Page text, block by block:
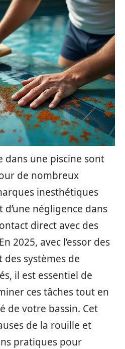
dans une piscine sont
de nombreux
inesthétiques
négligence dans
direct avec des
2025, avec l’essor des
des systèmes de
il est essentiel de
ces tâches tout en
de votre bassin. Cet
de la rouille et
pratiques pour